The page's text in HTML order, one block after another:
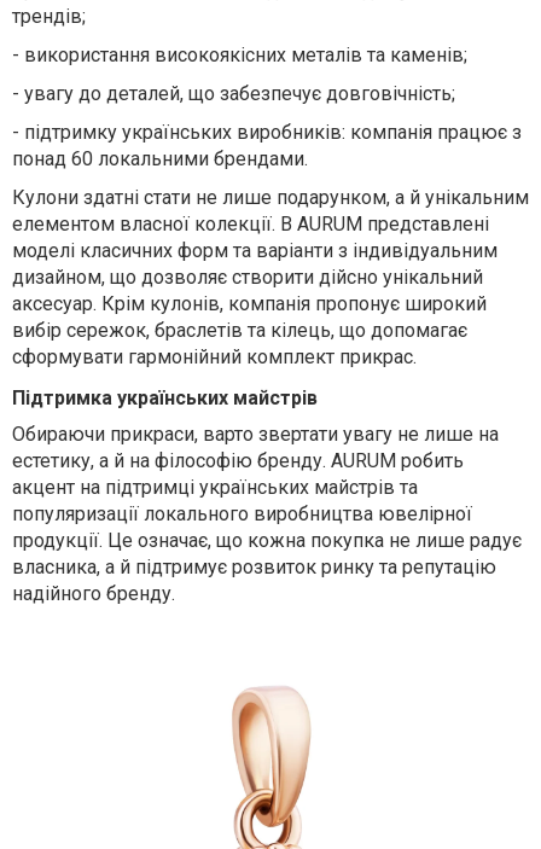
трендів;
- використання високоякісних металів та каменів;
- увагу до деталей, що забезпечує довговічність;
- підтримку українських виробників: компанія працює з
понад 60 локальними брендами.
Кулони здатні стати не лише подарунком, а й унікальним
елементом власної колекції. В AURUM представлені
моделі класичних форм та варіанти з індивідуальним
дизайном, що дозволяє створити дійсно унікальний
аксесуар. Крім кулонів, компанія пропонує широкий
вибір сережок, браслетів та кілець, що допомагає
сформувати гармонійний комплект прикрас.
Підтримка українських майстрів
Обираючи прикраси, варто звертати увагу не лише на
естетику, а й на філософію бренду. AURUM робить
акцент на підтримці українських майстрів та
популяризації локального виробництва ювелірної
продукції. Це означає, що кожна покупка не лише радує
власника, а й підтримує розвиток ринку та репутацію
надійного бренду.